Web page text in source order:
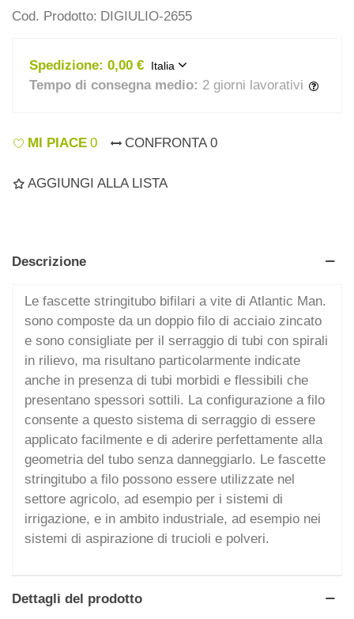
Cod. Prodotto: DIGIULIO-2655
Spedizione: 0,00 € Italia
Tempo di consegna medio: 2 giorni lavorativi
MI PIACE 0 CONFRONTA 0
AGGIUNGI ALLA LISTA
Descrizione
Le fascette stringitubo bifilari a vite di Atlantic Man.
sono composte da un doppio filo di acciaio zincato
e sono consigliate per il serraggio di tubi con spirali
in rilievo, ma risultano particolarmente indicate
anche in presenza di tubi morbidi e flessibili che
presentano spessori sottili. La configurazione a filo
consente a questo sistema di serraggio di essere
applicato facilmente e di aderire perfettamente alla
geometria del tubo senza danneggiarlo. Le fascette
stringitubo a filo possono essere utilizzate nel
settore agricolo, ad esempio per i sistemi di
irrigazione, e in ambito industriale, ad esempio nei
sistemi di aspirazione di trucioli e polveri.
Dettagli del prodotto